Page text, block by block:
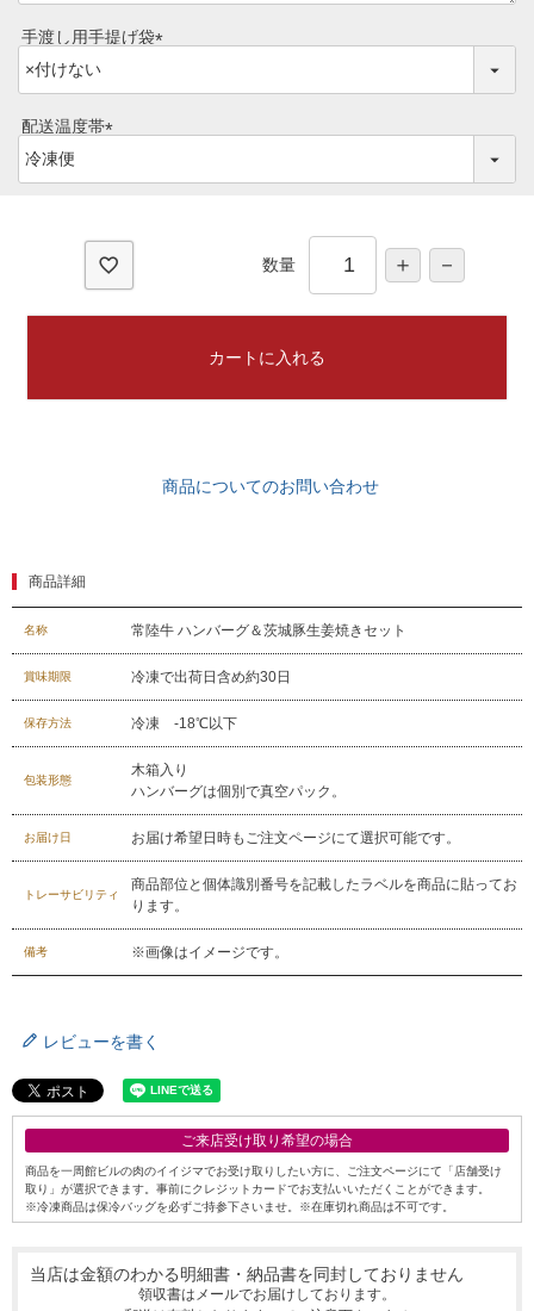
029-254-2441
受付：9:00～17:30(日曜日を除く)
お問合せフォーム
手渡し用手提げ袋
必
配送温度帯
必
数量
カートに入れる
商品についてのお問い合わせ
商品詳細
名称 常陸牛 ハンバーグ＆茨城豚生姜焼きセット
賞味期限 冷凍で出荷日含め約30日
保存方法 冷凍 -18℃以下
包装形態
木箱入り
ハンバーグは個別で真空パック。
お届け日 お届け希望日時もご注文ページにて選択可能です。
トレーサビリティ
商品部位と個体識別番号を記載したラベルを商品に貼ってお
ります。
備考 ※画像はイメージです。
レビューを書く
ご来店受け取り希望の場合
商品を一周館ビルの肉のイイジマでお受け取りしたい方に、ご注文ページにて「店舗受け
取り」が選択できます。事前にクレジットカードでお支払いいただくことができます。
※冷凍商品は保冷バッグを必ずご持参下さいませ。※在庫切れ商品は不可です。
当店は金額のわかる明細書・納品書を同封しておりません
領収書はメールでお届けしております。